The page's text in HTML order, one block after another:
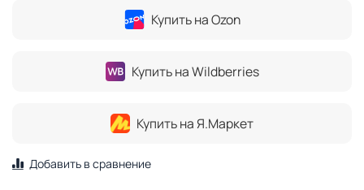
Купить на Ozon
Купить на Wildberries
Купить на Я.Маркет
Добавить в сравнение